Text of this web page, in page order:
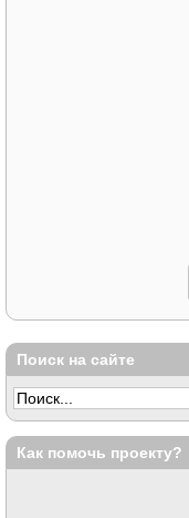
Поиск на сайте
Как помочь проекту?